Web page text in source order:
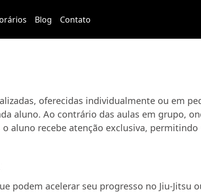
Blog Contato
oferecidas individualmente ou em
aluno. Ao contrário das aulas em grupo,
aluno recebe atenção exclusiva,
podem acelerar seu progresso no Jiu-Jitsu